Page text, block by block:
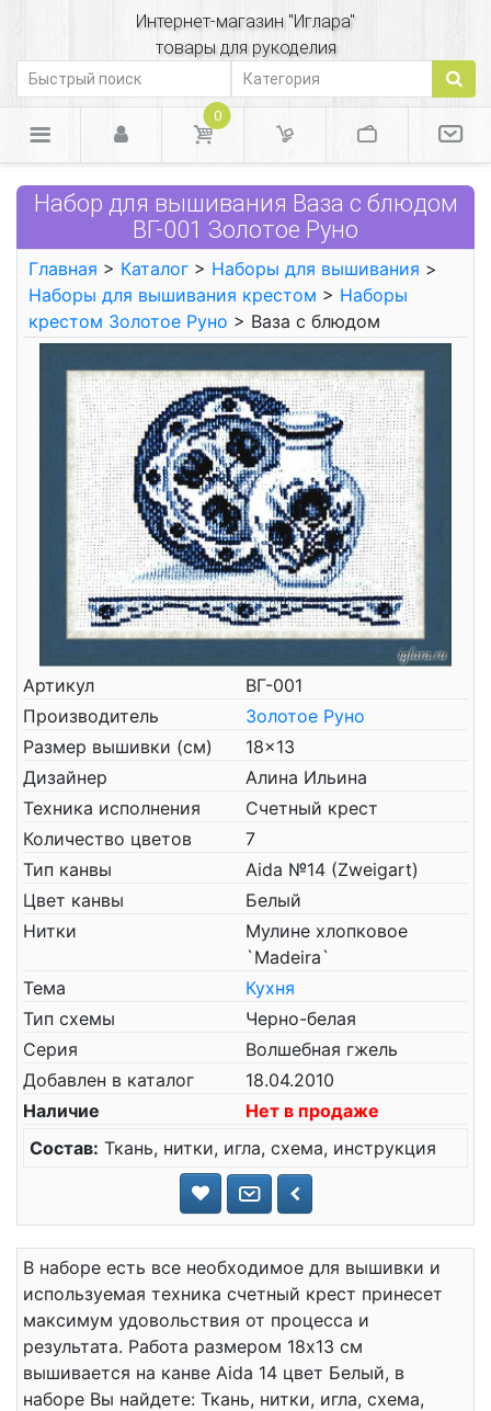
Интернет-магазин "Иглара"
товары для рукоделия
0
Набор для вышивания Ваза с блюдом
ВГ-001 Золотое Руно
Главная > Каталог > Наборы для вышивания >
Наборы для вышивания крестом > Наборы
крестом Золотое Руно > Ваза с блюдом
Артикул
ВГ-001
Производитель
Золотое Руно
Размер вышивки (см)
18x13
Дизайнер
Алина Ильина
Техника исполнения
Счетный крест
Количество цветов
7
Тип канвы
Aida №14 (Zweigart)
Цвет канвы
Белый
Нитки
Мулине хлопковое
`Madeira`
Тема
Кухня
Тип схемы
Черно-белая
Серия
Волшебная гжель
Добавлен в каталог
18.04.2010
Наличие
Нет в продаже
Состав: Ткань, нитки, игла, схема, инструкция
В наборе есть все необходимое для вышивки и
используемая техника счетный крест принесет
максимум удовольствия от процесса и
результата. Работа размером 18x13 см
вышивается на канве Aida 14 цвет Белый, в
наборе Вы найдете: Ткань, нитки, игла, схема,